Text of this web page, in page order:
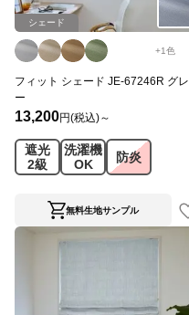
シェード
+1色
フィット シェード JE-67246R グレ
ー
13,200円(税込)～
遮光
2級
洗濯機
OK
防炎
無料生地サンプル